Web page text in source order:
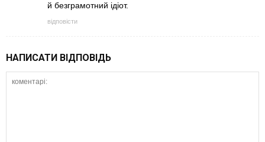
й безграмотний iдiот.
відповісти
НАПИСАТИ ВІДПОВІДЬ